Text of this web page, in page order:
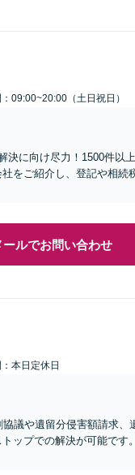
09:00~20:00（土日祝日）
決に向け尽力！1500件以
をご紹介し、登記や相続
ールでお問い合わせ
本日定休日
議や遺留分侵害額請求、
ップでの解決が可能です